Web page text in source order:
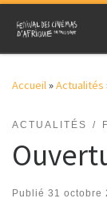
Skip to content
Accueil»Actualités
ACTUALITÉS
Publié 31 octobre